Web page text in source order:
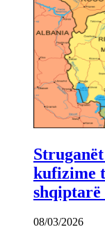
kufizime
shqiptarë
08/03/2026